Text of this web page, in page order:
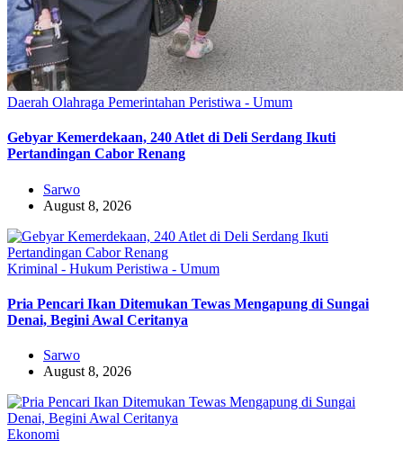
Daerah Olahraga Pemerintahan Peristiwa - Umum
Gebyar Kemerdekaan, 240 Atlet di Deli Serdang Ikuti
Pertandingan Cabor Renang
Sarwo
August 8, 2026
Kriminal - Hukum Peristiwa - Umum
Pria Pencari Ikan Ditemukan Tewas Mengapung di Sungai
Denai, Begini Awal Ceritanya‎
Sarwo
August 8, 2026
Ekonomi